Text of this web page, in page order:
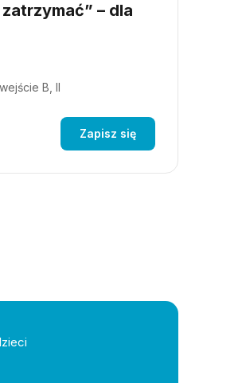
– dla
B, II
Zapisz się